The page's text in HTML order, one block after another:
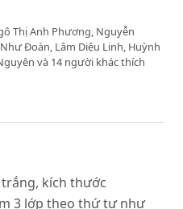
Thị Anh Phương, Nguyễn
Đoàn, Lâm Diệu Linh, Huỳnh
và 14 người khác thích
kích thước
3 lớp theo thứ tự như